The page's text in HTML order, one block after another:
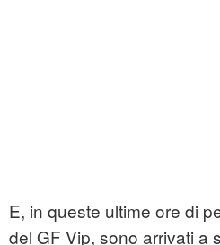
E, in queste ultime ore di
del GF Vip, sono arrivati a